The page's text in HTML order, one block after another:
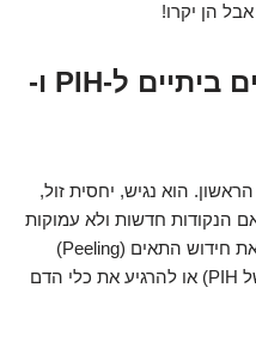
הן יקרו!
קסם בבקבוק: טיפולים ביתיים ל-PIH ו-
הוא נגיש, יחסית זול,
הנקודות חדשות ולא עמוקות
מדי. המטרה היא בדרך כלל להאיץ את חידוש התאים (Peeling)
ולעכב את ייצור הפיגמנט (במקרה של PIH) או להרגיע את כלי הדם